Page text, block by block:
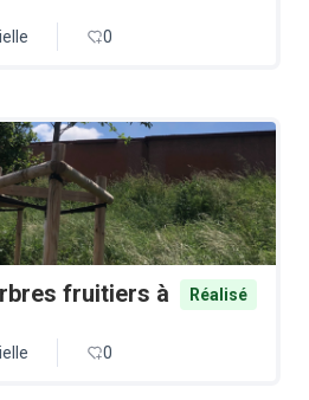
0
fruitiers à
Réalisé
0